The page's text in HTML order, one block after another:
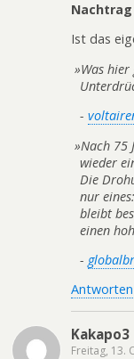
Nachtrag
Ist das
»Was hier
-
»Nach 75
wieder
Die
nur
bleibt
einen
-
Antworten
Kakapo3
Freitag, 13.